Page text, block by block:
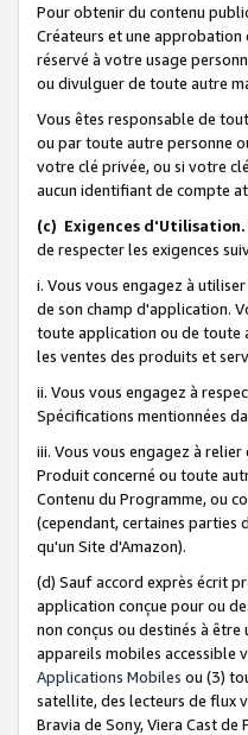
Pour obtenir du contenu
Créateurs et une approbation
réservé à votre usage
ou divulguer de toute autre
Vous êtes responsable de
ou par toute autre personne
votre clé privée, ou si votre
aucun identifiant de compte
(c) Exigences d'Utilisation.
de respecter les exigences
i. Vous vous engagez à
de son champ d'application.
toute application ou de toute
les ventes des produits et
ii. Vous vous engagez à
Spécifications mentionnées
iii. Vous vous engagez à
Produit concerné ou toute
Contenu du Programme, ou
(cependant, certaines parties
qu'un Site d'Amazon).
(d) Sauf accord exprès écrit
application conçue pour ou
non conçus ou destinés à
appareils mobiles accessible
Applications Mobiles ou (3)
satellite, des lecteurs de flux
Bravia de Sony, Viera Cast